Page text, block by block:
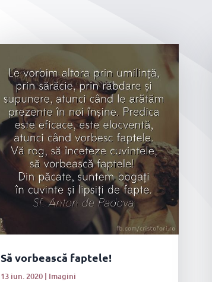
Să vorbească faptele!
13 iun. 2020| Imagini